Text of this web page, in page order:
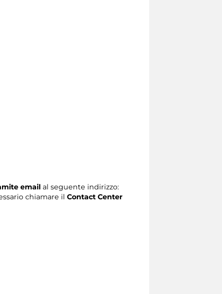
email al seguente indirizzo:
chiamare il Contact Center